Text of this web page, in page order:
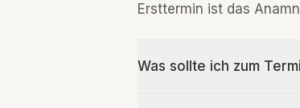
Ersttermin ist das
Was sollte ich zum